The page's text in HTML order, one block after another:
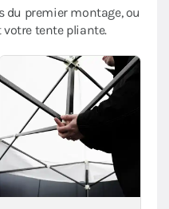
du premier montage, ou
tente pliante.